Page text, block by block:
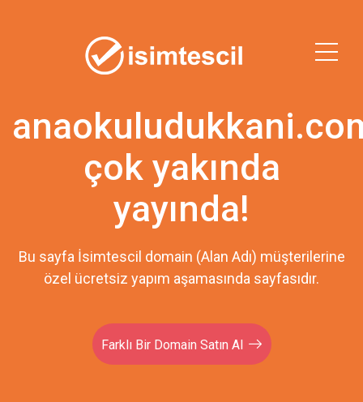
çok yakında
yayında!
Bu sayfa İsimtescil domain (Alan Adı) müşterilerine
özel ücretsiz yapım aşamasında sayfasıdır.
Farklı Bir Domain Satın Al